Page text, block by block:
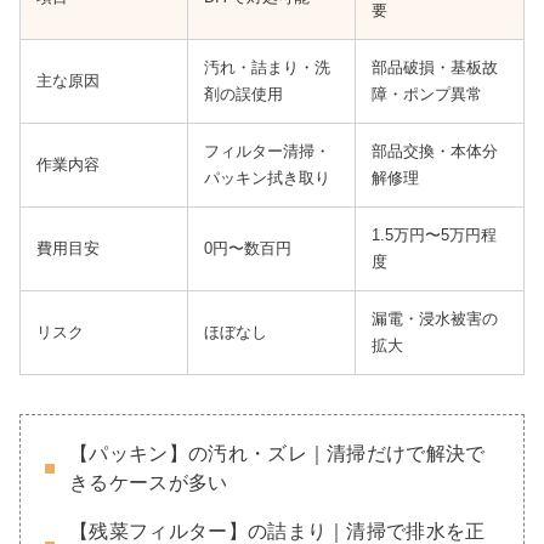
要
主な原因
汚れ・詰まり・洗
剤の誤使用
部品破損・基板故
障・ポンプ異常
作業内容
フィルター清掃・
パッキン拭き取り
部品交換・本体分
解修理
費用目安 0円〜数百円
1.5万円〜5万円程
度
リスク ほぼなし
漏電・浸水被害の
拡大
【パッキン】の汚れ・ズレ｜清掃だけで解決で
きるケースが多い
【残菜フィルター】の詰まり｜清掃で排水を正